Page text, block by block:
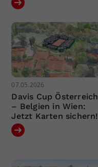
07.05.2026
Davis Cup Österreich
– Belgien in Wien:
Jetzt Karten sichern!